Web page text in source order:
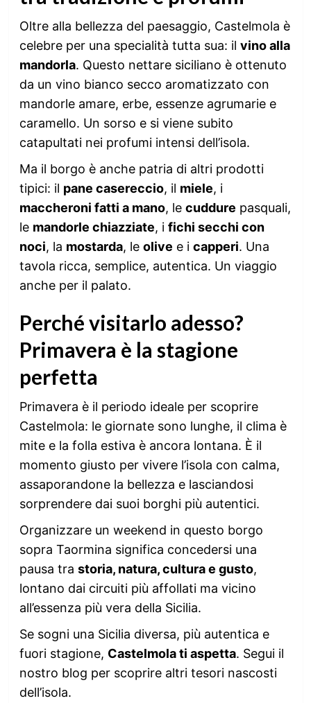
Oltre alla bellezza del paesaggio, Castelmola è
celebre per una specialità tutta sua: il vino alla
mandorla. Questo nettare siciliano è ottenuto
da un vino bianco secco aromatizzato con
mandorle amare, erbe, essenze agrumarie e
caramello. Un sorso e si viene subito
catapultati nei profumi intensi dell’isola.
Ma il borgo è anche patria di altri prodotti
tipici: il pane casereccio, il miele, i
maccheroni fatti a mano, le cuddure pasquali,
le mandorle chiazziate, i fichi secchi con
noci, la mostarda, le olive e i capperi. Una
tavola ricca, semplice, autentica. Un viaggio
anche per il palato.
Perché visitarlo adesso?
Primavera è la stagione
perfetta
Primavera è il periodo ideale per scoprire
Castelmola: le giornate sono lunghe, il clima è
mite e la folla estiva è ancora lontana. È il
momento giusto per vivere l’isola con calma,
assaporandone la bellezza e lasciandosi
sorprendere dai suoi borghi più autentici.
Organizzare un weekend in questo borgo
sopra Taormina significa concedersi una
pausa tra storia, natura, cultura e gusto,
lontano dai circuiti più affollati ma vicino
all’essenza più vera della Sicilia.
Se sogni una Sicilia diversa, più autentica e
fuori stagione, Castelmola ti aspetta. Segui il
nostro blog per scoprire altri tesori nascosti
dell’isola.